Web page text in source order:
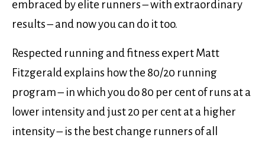
embraced by elite runners – with extraordinary
results – and now you can do it too.
Respected running and fitness expert Matt
Fitzgerald explains how the 80/20 running
program – in which you do 80 per cent of runs at a
lower intensity and just 20 per cent at a higher
intensity – is the best change runners of all